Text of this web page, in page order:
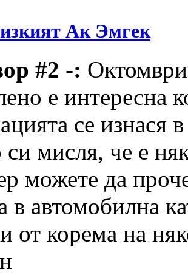
Ак Эмгек
#2 -:
е интересна
се изнася
си мисля, че е
можете да
в автомобилна
от корема на